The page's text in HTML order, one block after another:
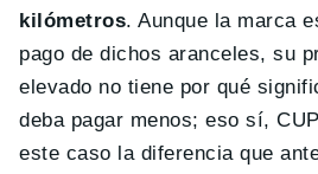
kilómetros. Aunque la marca
pago de dichos aranceles, su
elevado no tiene por qué
deba pagar menos; eso sí,
este caso la diferencia que